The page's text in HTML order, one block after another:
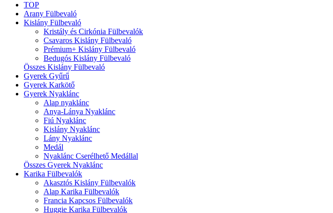
TOP
Arany Fülbevaló
Kislány Fülbevaló
Kristály és Cirkónia Fülbevalók
Csavaros Kislány Fülbevaló
Prémium+ Kislány Fülbevaló
Bedugós Kislány Fülbevaló
Összes Kislány Fülbevaló
Gyerek Gyűrű
Gyerek Karkötő
Gyerek Nyaklánc
Alap nyaklánc
Anya-Lánya Nyaklánc
Fiú Nyaklánc
Kislány Nyaklánc
Lány Nyaklánc
Medál
Nyaklánc Cserélhető Medállal
Összes Gyerek Nyaklánc
Karika Fülbevalók
Akasztós Kislány Fülbevalók
Alap Karika Fülbevalók
Francia Kapcsos Fülbevalók
Huggie Karika Fülbevalók